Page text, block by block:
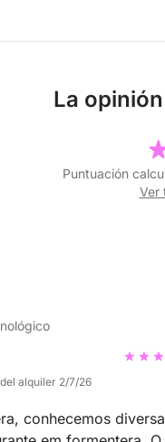
La
Puntuación
Ver
alquiler 2/7/26
conhecemos